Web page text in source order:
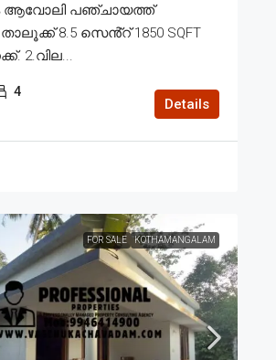
ആവോലി പഞ്ചായത്ത്
8.5 സെൻ്റ് 1850 SQFT
2.വില...
4
Details
FOR SALE KOTHAMANGALAM